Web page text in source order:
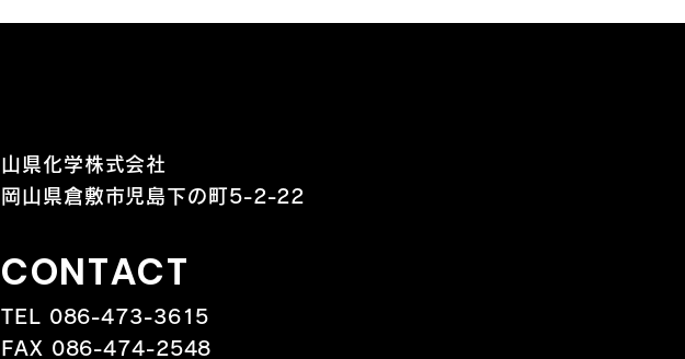
山県化学株式会社
岡山県倉敷市児島下の町5-2-22
CONTACT
TEL 086-473-3615
FAX 086-474-2548